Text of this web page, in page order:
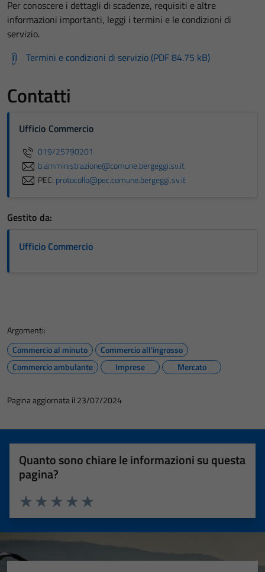
Per conoscere i dettagli di scadenze, requisiti e altre
informazioni importanti, leggi i termini e le condizioni di
servizio.
Termini e condizioni di servizio (PDF 84.75 kB)
Contatti
Ufficio Commercio
019/25790201
b.amministrazione@comune.bergeggi.sv.it
PEC: protocollo@pec.comune.bergeggi.sv.it
Gestito da:
Ufficio Commercio
Argomenti:
Commercio al minuto
Commercio all'ingrosso
Commercio ambulante
Imprese Mercato
Pagina aggiornata il 23/07/2024
Quanto sono chiare le informazioni su questa
pagina?
Valuta 5 stelle su 5
Valuta 4 stelle su 5
Valuta 3 stelle su 5
Valuta 2 stelle su 5
Valuta 1 stelle su 5